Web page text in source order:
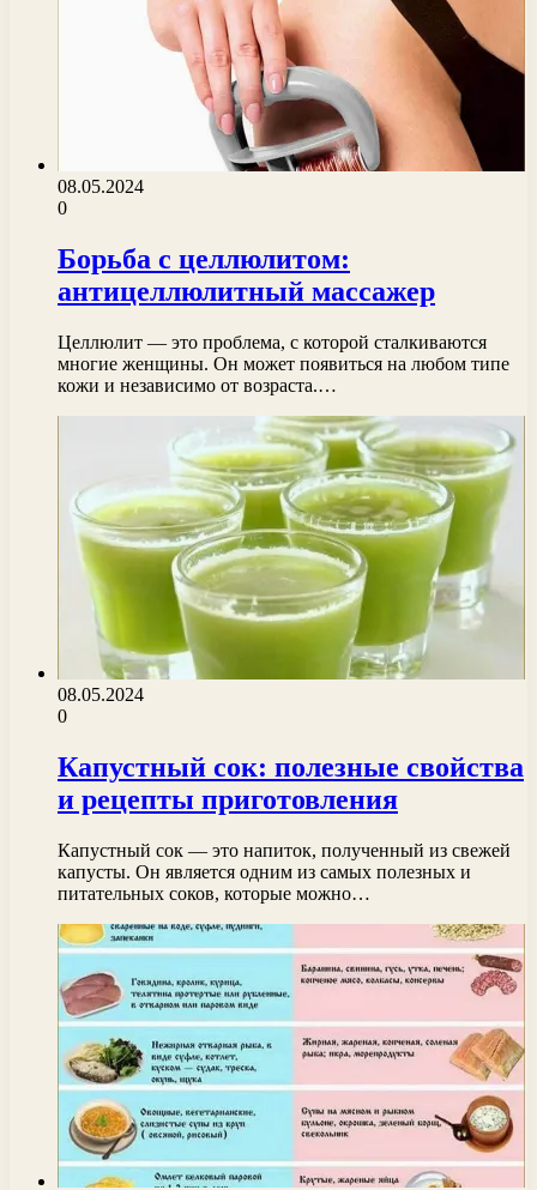
08.05.2024
0
Борьба с целлюлитом:
антицеллюлитный массажер
Целлюлит — это проблема, с которой сталкиваются
многие женщины. Он может появиться на любом типе
кожи и независимо от возраста.…
08.05.2024
0
Капустный сок: полезные свойства
и рецепты приготовления
Капустный сок — это напиток, полученный из свежей
капусты. Он является одним из самых полезных и
питательных соков, которые можно…